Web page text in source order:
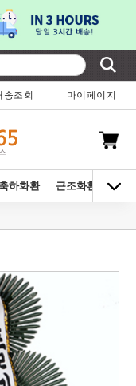
송조회 마이페이지
축하화환 근조화환 동양